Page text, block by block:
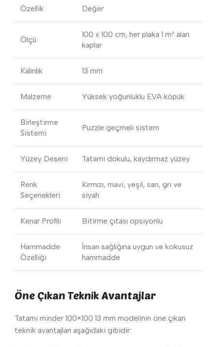
Özellik Değer
Ölçü
100 x 100 cm, her plaka 1 m² alan
kaplar
Kalınlık 13 mm
Malzeme Yüksek yoğunluklu EVA köpük
Birleştirme
Sistemi
Puzzle geçmeli sistem
Yüzey Deseni Tatami dokulu, kaydırmaz yüzey
Renk
Seçenekleri
Kırmızı, mavi, yeşil, sarı, gri ve
siyah
Kenar Profili Bitirme çıtası opsiyonlu
Hammadde
Özelliği
İnsan sağlığına uygun ve kokusuz
hammadde
Öne Çıkan Teknik Avantajlar
Tatami minder 100×100 13 mm modelinin öne çıkan
teknik avantajları aşağıdaki gibidir: